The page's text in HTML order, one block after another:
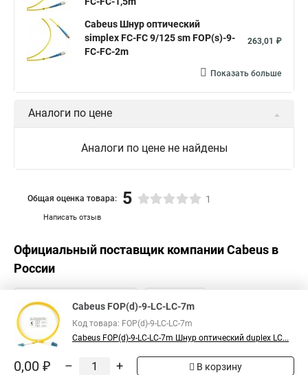
Cabeus Шнур оптический
simplex FC-FC 9/125 sm FOP(s)-9-
FC-FC-2m
263,01 ₽
Показать больше
Аналоги по цене
Аналоги по цене не найдены
Написать отзыв
Общая оценка товара: 5 1
Официальный поставщик компанииCabeus в
России
Cabeus FOP(d)-9-LC-LC-7m
Код товара: FOP(d)-9-LC-LC-7m
Cabeus FOP(d)-9-LC-LC-7m Шнур оптический duplex LC...
0,00 ₽ – + В корзину